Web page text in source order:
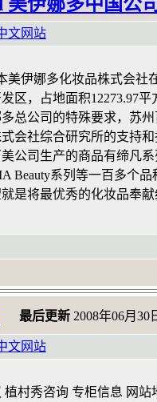
文网站
美伊娜多化妆品株式会
区，占地面积12273.97平
总公司的特殊要求，苏
会社综合研究所的支持
公司生产的商品有缔凡
Beauty系列等一百多个品
是将最优秀的化妆品奉献
最后更新 2008年06月30
文网站
植村秀咨询 专柜信息 网站